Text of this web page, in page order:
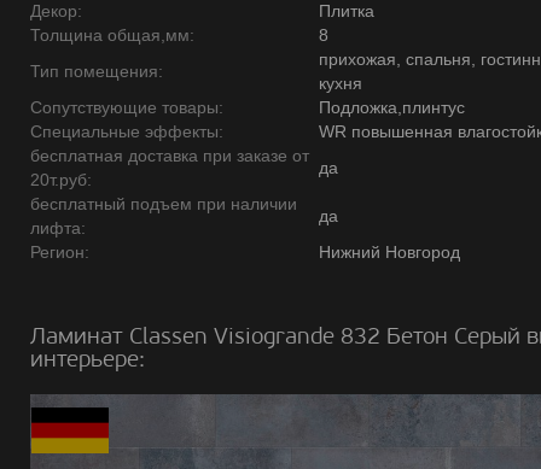
Декор:
Плитка
Толщина общая,мм:
8
Тип помещения:
прихожая, спальня,
кухня
Сопутствующие товары:
Подложка,плинтус
Специальные эффекты:
WR повышенная
бесплатная доставка при заказе от
20т.руб:
да
бесплатный подъем при наличии
лифта:
да
Регион:
Нижний Новгород
Ламинат Classen Visiogrande 832 Бетон Серый
интерьере: